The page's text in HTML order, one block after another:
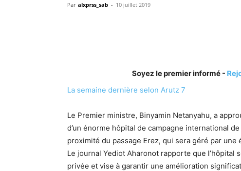
Par alxprss_sab - 10 juillet 2019
Soyez le premier informé -
La semaine dernière selon Arutz 7
Le Premier ministre, Binyamin Netanyahu, a
d’un énorme hôpital de campagne international
proximité du passage Erez, qui sera géré par
Le journal Yediot Aharonot rapporte que l’hôpital
privée et vise à garantir une amélioration